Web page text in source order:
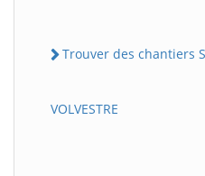
Trouver des chantiers
VOLVESTRE